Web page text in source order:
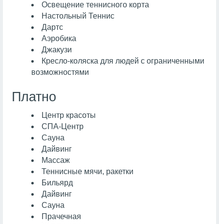
Освещение теннисного корта
Настольный Теннис
Дартс
Аэробика
Джакузи
Кресло-коляска для людей с ограниченными
возможностями
Платно
Центр красоты
СПА-Центр
Сауна
Дайвинг
Массаж
Теннисные мячи, ракетки
Бильярд
Дайвинг
Сауна
Прачечная